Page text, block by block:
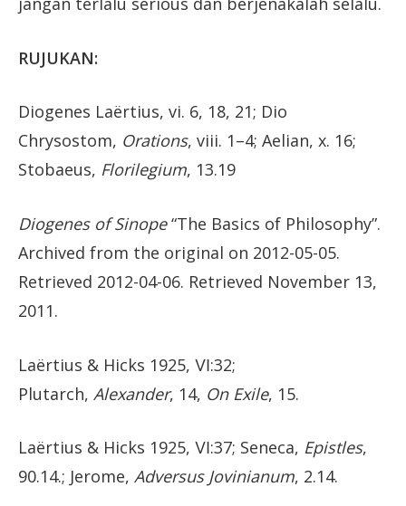
RUJUKAN:
Diogenes Laërtius, vi. 6, 18, 21; Dio
Chrysostom, Orations, viii. 1–4; Aelian, x. 16;
Stobaeus, Florilegium, 13.19
Diogenes of Sinope“The Basics of Philosophy”.
Archived from the original on 2012-05-05.
Retrieved 2012-04-06. Retrieved November 13,
2011.
Laërtius & Hicks 1925, Ⅵ:32;
Plutarch, Alexander, 14, On Exile, 15.
Laërtius & Hicks 1925, Ⅵ:37; Seneca, Epistles,
90.14.; Jerome, Adversus Jovinianum, 2.14.